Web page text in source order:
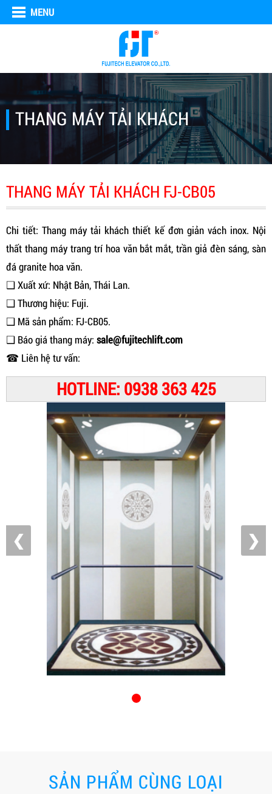
MENU
THANG MÁY TẢI KHÁCH
THANG MÁY TẢI KHÁCH FJ-CB05
Chi tiết: Thang máy tải khách thiết kế đơn giản vách inox. Nội
thất thang máy trang trí hoa văn bắt mắt, trần giả đèn sáng, sàn
đá granite hoa văn.
❑ Xuất xứ: Nhật Bản, Thái Lan.
❑ Thương hiệu: Fuji.
❑ Mã sản phẩm: FJ-CB05.
❑ Báo giá thang máy: sale@fujitechlift.com
☎ Liên hệ tư vấn:
HOTLINE: 0938 363 425
❮ ❯
SẢN PHẨM CÙNG LOẠI